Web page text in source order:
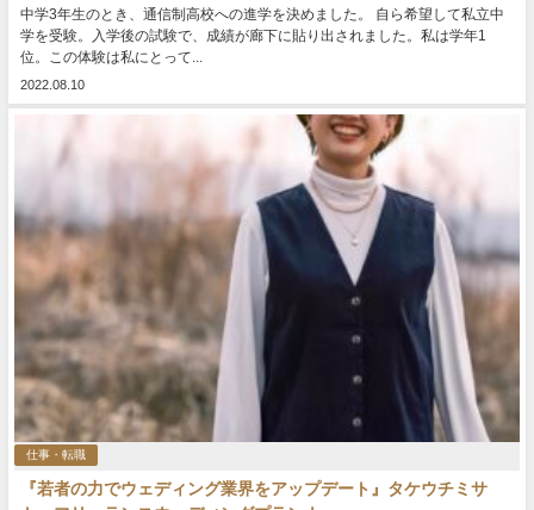
中学3年生のとき、通信制高校への進学を決めました。 自ら希望して私立中
学を受験。入学後の試験で、成績が廊下に貼り出されました。私は学年1
位。この体験は私にとって...
2022.08.10
仕事・転職
『若者の力でウェディング業界をアップデート』タケウチミサ